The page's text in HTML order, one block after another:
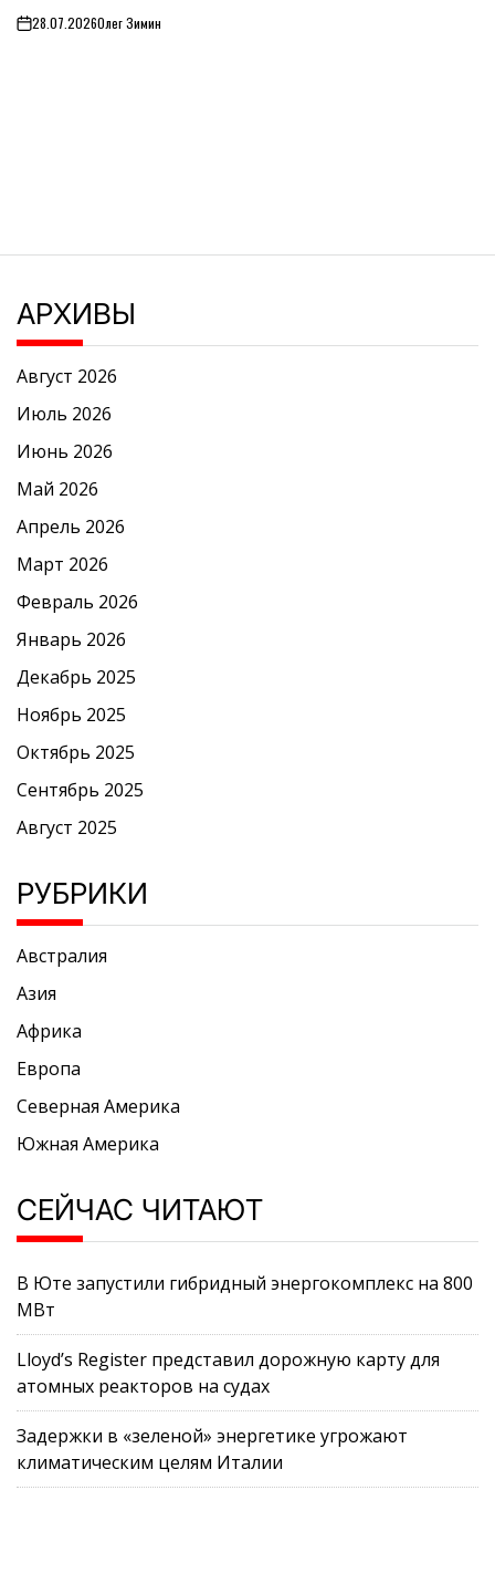
on28.07.2026Олег Зимин
АРХИВЫ
Август 2026
Июль 2026
Июнь 2026
Май 2026
Апрель 2026
Март 2026
Февраль 2026
Январь 2026
Декабрь 2025
Ноябрь 2025
Октябрь 2025
Сентябрь 2025
Август 2025
РУБРИКИ
Австралия
Азия
Африка
Европа
Северная Америка
Южная Америка
СЕЙЧАС ЧИТАЮТ
В Юте запустили гибридный энергокомплекс на 800
МВт
Lloyd’s Register представил дорожную карту для
атомных реакторов на судах
Задержки в «зеленой» энергетике угрожают
климатическим целям Италии